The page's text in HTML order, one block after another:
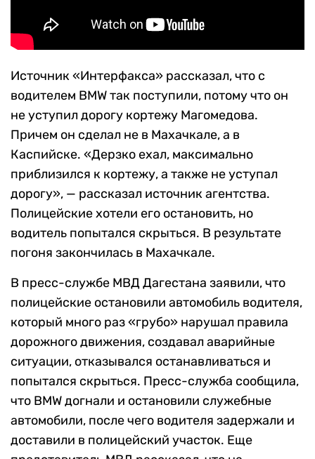
Источник «Интерфакса» рассказал, что с
водителем BMW так поступили, потому что он
не уступил дорогу кортежу Магомедова.
Причем он сделал не в Махачкале, а в
Каспийске. «Дерзко ехал, максимально
приблизился к кортежу, а также не уступал
дорогу», — рассказал источник агентства.
Полицейские хотели его остановить, но
водитель попытался скрыться. В результате
погоня закончилась в Махачкале.
В пресс-службе МВД Дагестана заявили, что
полицейские остановили автомобиль водителя,
который много раз «грубо» нарушал правила
дорожного движения, создавал аварийные
ситуации, отказывался останавливаться и
попытался скрыться. Пресс-служба сообщила,
что BMW догнали и остановили служебные
автомобили, после чего водителя задержали и
доставили в полицейский участок. Еще